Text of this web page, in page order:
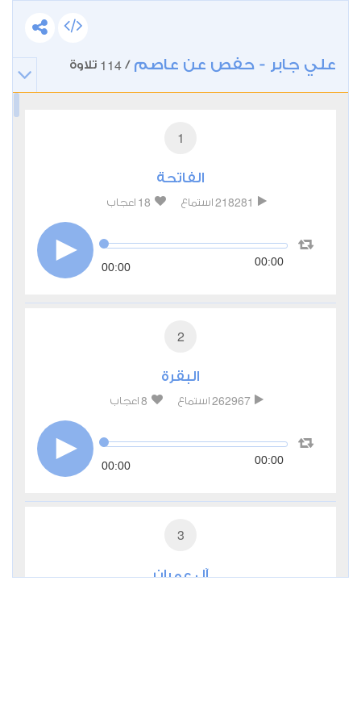
علي جابر - حفص عن عاصم /
114 تلاوة
1
الفاتحة
218281 استماع 18 اعجاب
00:00 00:00
2
البقرة
262967 استماع 8 اعجاب
00:00 00:00
3
آل عمران